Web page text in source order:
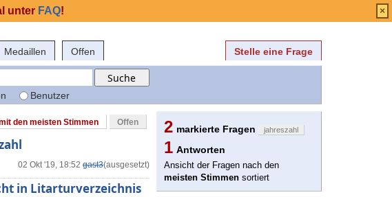
Medaillen Offen Stelle eine Frage
Benutzer
den meisten Stimmen Offen
02 Okt '19, 18:52 gast3(ausgesetzt)
in Litarturverzeichnis
2 markierte Fragen jahreszahl
1 Antworten
Ansicht der Fragen nach den
meisten Stimmen sortiert
unter FAQ! ×